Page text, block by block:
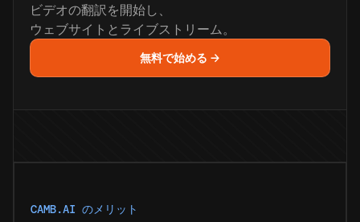
ビデオの翻訳を開始し、
ウェブサイトとライブストリーム。
無料で始める →
CAMB.AI のメリット